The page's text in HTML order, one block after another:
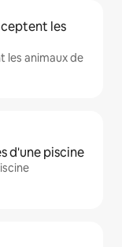
les
les animaux de
d'une piscine